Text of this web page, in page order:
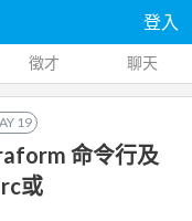
登入
徵才 聊天
19
命令行及
或